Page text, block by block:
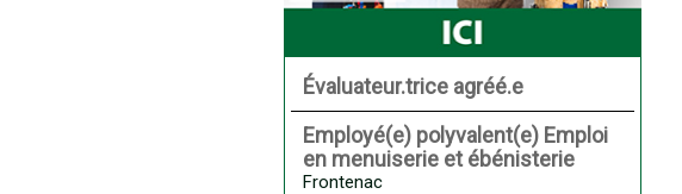
Évaluateur.trice agréé.e
Employé(e) polyvalent(e) Emploi
en menuiserie et ébénisterie
Frontenac